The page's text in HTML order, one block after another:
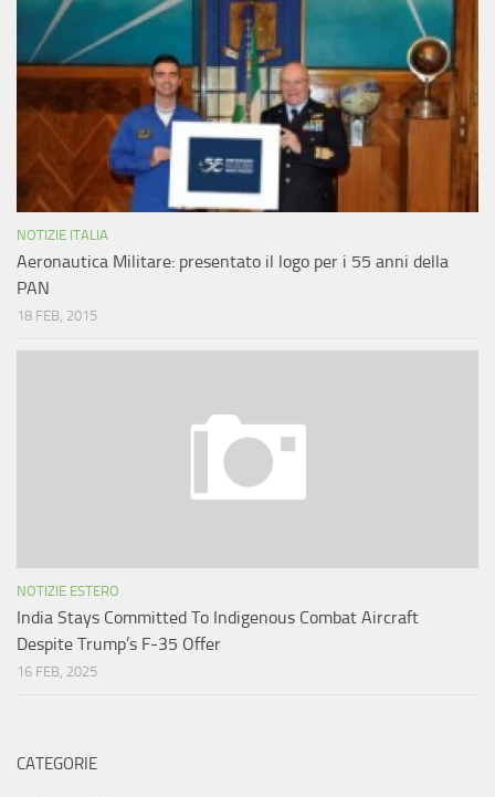
NOTIZIE ITALIA
Aeronautica Militare: presentato il logo per i 55 anni della
PAN
18 FEB, 2015
NOTIZIE ESTERO
India Stays Committed To Indigenous Combat Aircraft
Despite Trump’s F-35 Offer
16 FEB, 2025
CATEGORIE